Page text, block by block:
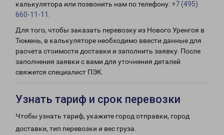
калькулятора или позвонить нам по телефону: +7 (495)
660-11-11
Для того, чтобы заказать перевозку из Нового Уренгоя в
Тюмень, в калькуляторе необходимо ввести данные для
расчета стоимости доставки и заполнить заявку. После
заполнения заявки с вами для уточнения деталей
свяжется специалист ПЭК.
Узнать тариф и срок перевозки
Чтобы узнать тариф, укажите город отправки, город
доставки, тип перевозки и вес груза.